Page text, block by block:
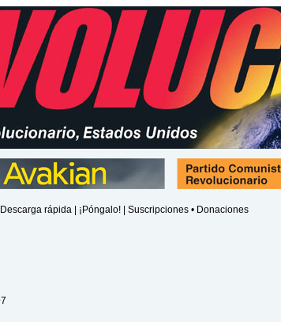
Descarga rápida ¡Póngalo! Suscripciones • Donaciones